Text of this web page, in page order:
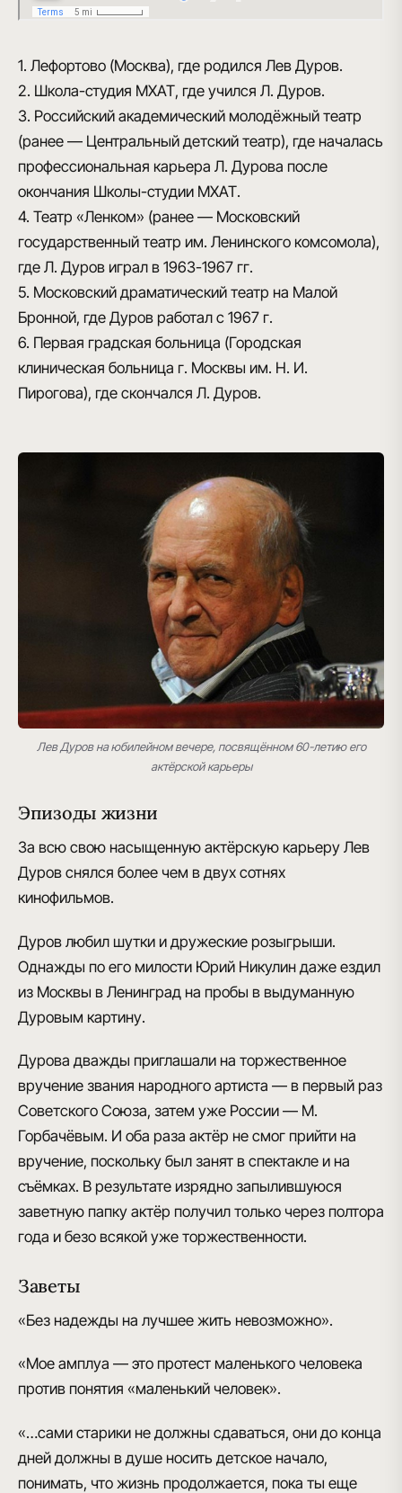
1. Лефортово (Москва), где родился Лев Дуров.
2. Школа-студия МХАТ, где учился Л. Дуров.
3. Российский академический молодёжный театр
(ранее — Центральный детский театр), где началась
профессиональная карьера Л. Дурова после
окончания Школы-студии МХАТ.
4. Театр «Ленком» (ранее — Московский
государственный театр им. Ленинского комсомола),
где Л. Дуров играл в 1963-1967 гг.
5. Московский драматический театр на Малой
Бронной, где Дуров работал с 1967 г.
6. Первая градская больница (Городская
клиническая больница г. Москвы им. Н. И.
Пирогова), где скончался Л. Дуров.
Лев Дуров на юбилейном вечере, посвящённом 60-летию его
актёрской карьеры
Эпизоды жизни
За всю свою насыщенную актёрскую карьеру Лев
Дуров снялся более чем в двух сотнях
кинофильмов.
Дуров любил шутки и дружеские розыгрыши.
Однажды по его милости Юрий Никулин даже ездил
из Москвы в Ленинград на пробы в выдуманную
Дуровым картину.
Дурова дважды приглашали на торжественное
вручение звания народного артиста — в первый раз
Советского Союза, затем уже России — М.
Горбачёвым. И оба раза актёр не смог прийти на
вручение, поскольку был занят в спектакле и на
съёмках. В результате изрядно запылившуюся
заветную папку актёр получил только через полтора
года и безо всякой уже торжественности.
Заветы
«Без надежды на лучшее жить невозможно».
«Мое амплуа — это протест маленького человека
против понятия «маленький человек».
«…сами старики не должны сдаваться, они до конца
дней должны в душе носить детское начало,
понимать, что жизнь продолжается, пока ты еще